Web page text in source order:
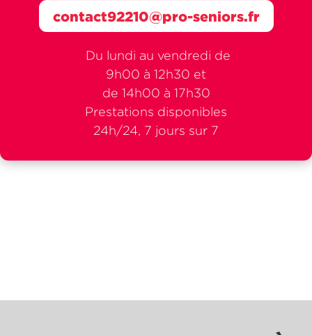
Du lundi au vendredi de
9h00 à 12h30 et
de 14h00 à 17h30
Prestations disponibles
24h/24, 7 jours sur 7
contact92210@pro-seniors.fr